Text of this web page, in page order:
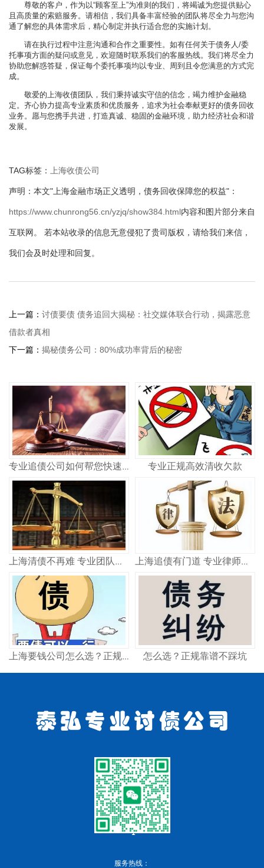
尊敬的客户，作为以“顾客至上”为准则的我们，将竭诚为您提供贴心
且高质量的索赔服务。请相信，我们具备丰富经验的团队将尽全力与您沟
通了解您的具体需求后，精心制定并执行适合您的实施计划。
请在执行过程中注意沟通和合作之重要性。如有任何关于债务人/委
托事项方面的疑问或意见，欢迎随时联系我们的客服热线。我们将尽全力
协助您解惑答疑，保证每个委托事项均以专业、周到且令您满意的方式完
成。
敬爱的上海收债团队，我们秉持诚实守信的信念，竭力维护金融稳
定。齐心协力提高专业素质和优质服务，追求为社会奉献更好的债务回收
业务。愿与您携手共进，打造真诚、稳固的金融环境，助力经济社会和谐
发展。
TAG标签： 上海收债公司
声明：本文"上海金融市场正义透明，债务回收保障您的权益"：
https://www.chunrong56.cn/yzjq/show384.html内容和图片部分来自
互联网。 若本站收录的信息无意侵犯了贵司版权，请给我们来信，
我们会及时处理和回复。
上一篇： 讨债要债 债务追回大揭秘：社交媒体联合行动，揭露恶意
借款者真相
下一篇： 揭秘债务公司：80%成功率背后的秘密
专业追债公司如何帮您快速追回欠款 合法高效不踩坑 专业正规高效清收欠款
上海清债不再难 专业团队教你如何快速收回欠款 上海追债有门道 专业律师教你高效要回钱
上海要钱公司怎么选？正规讨债机构这样找 怎么选？正规靠谱不踩坑
服务热线：